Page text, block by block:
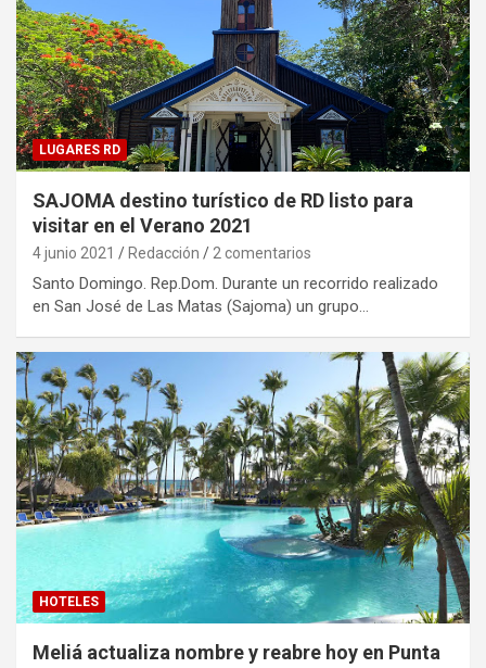
LUGARES RD
SAJOMA destino turístico de RD listo para
visitar en el Verano 2021
4 junio 2021 Redacción 2 comentarios
Santo Domingo. Rep.Dom. Durante un recorrido realizado
en San José de Las Matas (Sajoma) un grupo…
HOTELES
Meliá actualiza nombre y reabre hoy en Punta